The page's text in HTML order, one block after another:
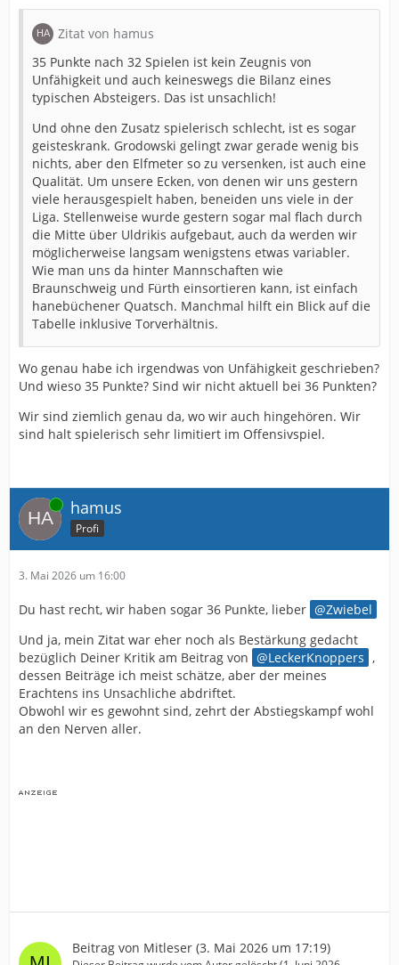
Zitat von hamus
35 Punkte nach 32 Spielen ist kein Zeugnis von
Unfähigkeit und auch keineswegs die Bilanz eines
typischen Absteigers. Das ist unsachlich!
Und ohne den Zusatz spielerisch schlecht, ist es sogar
geisteskrank. Grodowski gelingt zwar gerade wenig bis
nichts, aber den Elfmeter so zu versenken, ist auch eine
Qualität. Um unsere Ecken, von denen wir uns gestern
viele herausgespielt haben, beneiden uns viele in der
Liga. Stellenweise wurde gestern sogar mal flach durch
die Mitte über Uldrikis aufgebaut, auch da werden wir
möglicherweise langsam wenigstens etwas variabler.
Wie man uns da hinter Mannschaften wie
Braunschweig und Fürth einsortieren kann, ist einfach
hanebüchener Quatsch. Manchmal hilft ein Blick auf die
Tabelle inklusive Torverhältnis.
Wo genau habe ich irgendwas von Unfähigkeit geschrieben?
Und wieso 35 Punkte? Sind wir nicht aktuell bei 36 Punkten?
Wir sind ziemlich genau da, wo wir auch hingehören. Wir
sind halt spielerisch sehr limitiert im Offensivspiel.
Online hamus
Profi
3. Mai 2026 um 16:00
Du hast recht, wir haben sogar 36 Punkte, lieber
Zwiebel
Und ja, mein Zitat war eher noch als Bestärkung gedacht
bezüglich Deiner Kritik am Beitrag von
LeckerKnoppers ,
dessen Beiträge ich meist schätze, aber der meines
Erachtens ins Unsachliche abdriftet.
Obwohl wir es gewohnt sind, zehrt der Abstiegskampf wohl
an den Nerven aller.
Beitrag von Mitleser (3. Mai 2026 um 17:19)